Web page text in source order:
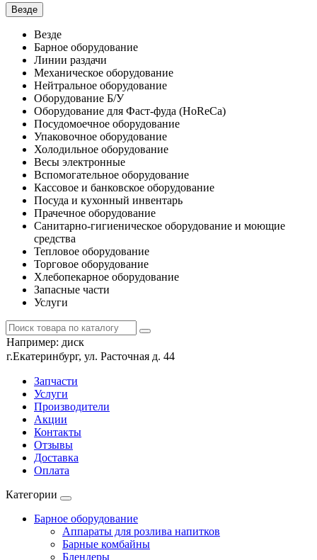
Везде
Везде
Барное оборудование
Линии раздачи
Механическое оборудование
Нейтральное оборудование
Оборудование Б/У
Оборудование для Фаст-фуда (HoReCa)
Посудомоечное оборудование
Упаковочное оборудование
Холодильное оборудование
Весы электронные
Вспомогательное оборудование
Кассовое и банковское оборудование
Посуда и кухонный инвентарь
Прачечное оборудование
Санитарно-гигиеническое оборудование и моющие
средства
Тепловое оборудование
Торговое оборудование
Хлебопекарное оборудование
Запасные части
Услуги
Например: диск
г.Екатеринбург, ул. Расточная д. 44
Запчасти
Услуги
Производители
Акции
Контакты
Отзывы
Доставка
Оплата
Категории
Барное оборудование
Аппараты для розлива напитков
Барные комбайны
Блендеры